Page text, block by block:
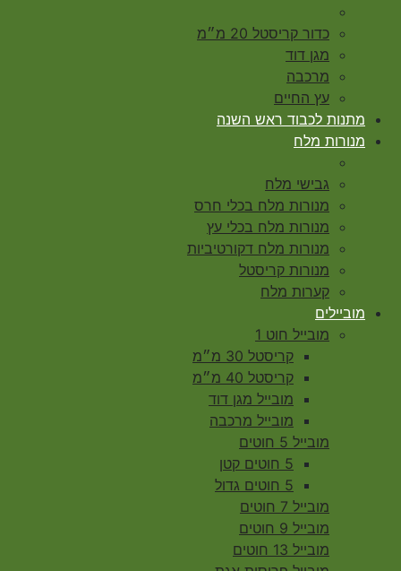
כדור קריסטל 20 מ״מ
מגן דוד
מרכבה
עץ החיים
מתנות לכבוד ראש השנה
מנורות מלח
גבישי מלח
מנורות מלח בכלי חרס
מנורות מלח בכלי עץ
מנורות מלח דקורטיביות
מנורות קריסטל
קערות מלח
מוביילים
מובייל חוט 1
קריסטל 30 מ״מ
קריסטל 40 מ״מ
מובייל מגן דוד
מובייל מרכבה
מובייל 5 חוטים
5 חוטים קטן
5 חוטים גדול
מובייל 7 חוטים
מובייל 9 חוטים
מובייל 13 חוטים